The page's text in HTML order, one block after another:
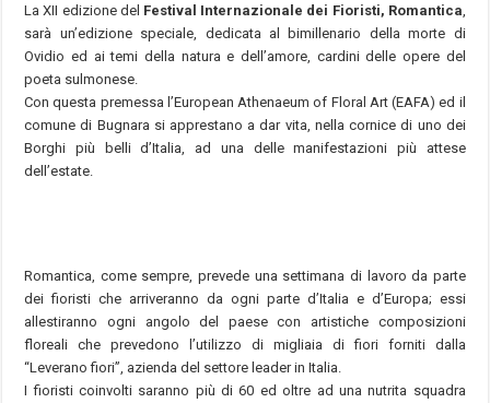
La XII edizione del Festival Internazionale dei Fioristi, Romantica
sarà un’edizione speciale, dedicata al bimillenario della morte di
Ovidio ed ai temi della natura e dell’amore, cardini delle opere del
poeta sulmonese.
Con questa premessa l’European Athenaeum of Floral Art (EAFA) ed il
comune di Bugnara si apprestano a dar vita, nella cornice di uno dei
Borghi più belli d’Italia, ad una delle manifestazioni più attese
dell’estate.
Romantica, come sempre, prevede una settimana di lavoro da parte
dei fioristi che arriveranno da ogni parte d’Italia e d’Europa; essi
allestiranno ogni angolo del paese con artistiche composizioni
floreali che prevedono l’utilizzo di migliaia di fiori forniti dalla
“Leverano fiori”, azienda del settore leader in Italia.
I fioristi coinvolti saranno più di 60 ed oltre ad una nutrita squadra